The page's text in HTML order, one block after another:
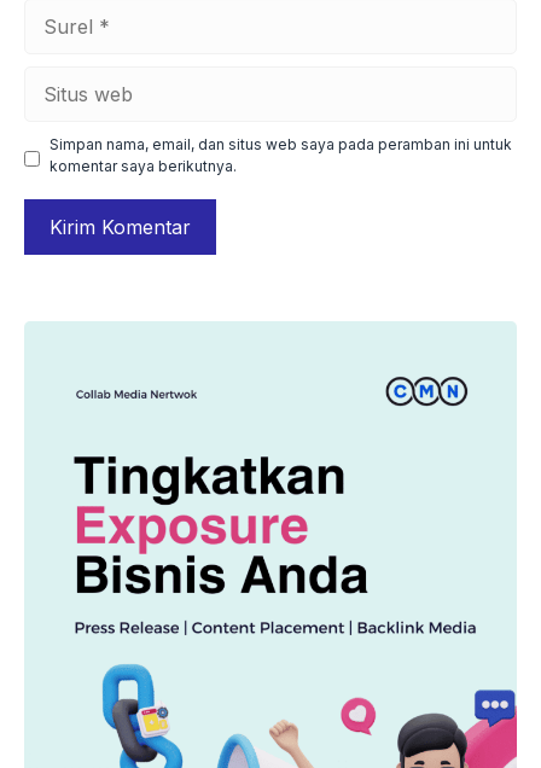
web
Simpan nama, email, dan situs web saya pada peramban ini untuk
komentar saya berikutnya.